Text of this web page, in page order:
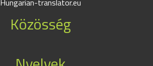
Hungarian-translator.eu
Közösség